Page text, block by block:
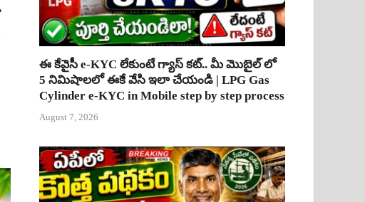
ఈ కేవైసీ e-KYC లేకుంటే గ్యాస్ కట్.. మీ మొబైల్ లో
5 నిమిషాలలో ఈకే వేసి ఇలా చేయండి | LPG Gas
Cylinder e-KYC in Mobile step by step process
August 7, 2026